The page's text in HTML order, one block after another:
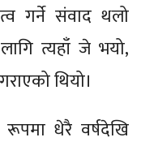
गर्ने संवाद थलो
त्यहाँ जे भयो,
थियो।
रूपमा धेरै वर्षदेखि